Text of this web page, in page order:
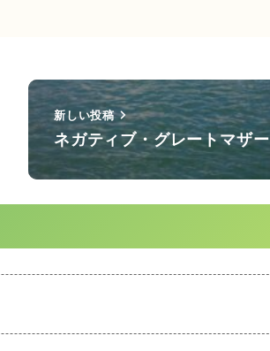
新しい投稿
ネガティブ・グレートマザー